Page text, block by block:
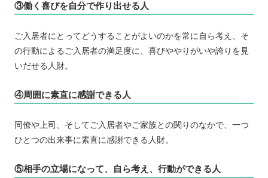
③働く喜びを自分で作り出せる人
ご入居者にとってどうすることがよいのかを常に自ら考え、そ
の行動によるご入居者の満足度に、喜びややりがいや誇りを見
いだせる人財。
④周囲に素直に感謝できる人
同僚や上司、そしてご入居者やご家族との関りのなかで、一つ
ひとつの出来事に素直に感謝できる人財。
⑤相手の立場になって、自ら考え、行動ができる人